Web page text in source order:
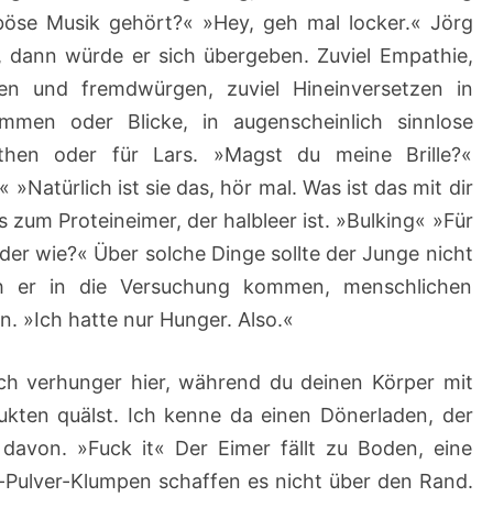
Musik gehört?« »Hey, geh mal locker.« Jörg
würde er sich übergeben. Zuviel Empathie,
und fremdwürgen, zuviel Hineinversetzen in
oder Blicke, in augenscheinlich sinnlose
oder für Lars. »Magst du meine Brille?«
»Natürlich ist sie das, hör mal. Was ist das mit dir
Proteineimer, der halbleer ist. »Bulking« »Für
wie?« Über solche Dinge sollte der Junge nicht
in die Versuchung kommen, menschlichen
»Ich hatte nur Hunger. Also.«
verhunger hier, während du deinen Körper mit
quälst. Ich kenne da einen Dönerladen, der
»Fuck it« Der Eimer fällt zu Boden, eine
Klumpen schaffen es nicht über den Rand.